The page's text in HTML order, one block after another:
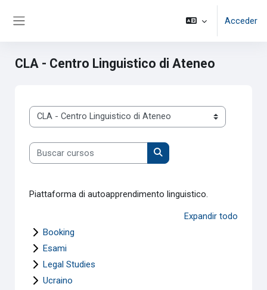
Acceder
CLA - Centro Linguistico di Ateneo
Categorías
Buscar cursos
Buscar cursos
Piattaforma di autoapprendimento linguistico.
Expandir todo
Booking
Esami
Legal Studies
Ucraino